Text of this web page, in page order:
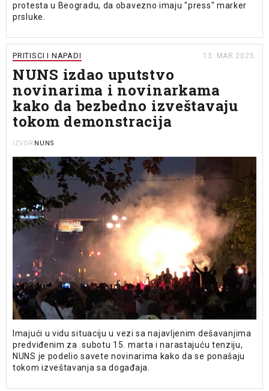
protesta u Beogradu, da obavezno imaju "press" marker
prsluke.
PRITISCI I NAPADI 13. MAR 2025.
NUNS izdao uputstvo
novinarima i novinarkama
kako da bezbedno izveštavaju
tokom demonstracija
IZVOR NUNS
Imajući u vidu situaciju u vezi sa najavljenim dešavanjima
predviđenim za subotu 15. marta i narastajuću tenziju,
NUNS je podelio savete novinarima kako da se ponašaju
tokom izveštavanja sa događaja.